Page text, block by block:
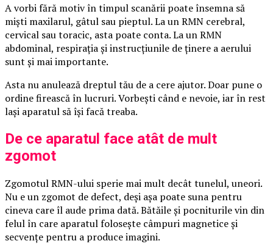
A vorbi fără motiv în timpul scanării poate însemna să
miști maxilarul, gâtul sau pieptul. La un RMN cerebral,
cervical sau toracic, asta poate conta. La un RMN
abdominal, respirația și instrucțiunile de ținere a aerului
sunt și mai importante.
Asta nu anulează dreptul tău de a cere ajutor. Doar pune o
ordine firească în lucruri. Vorbești când e nevoie, iar în rest
lași aparatul să își facă treaba.
De ce aparatul face atât de mult
zgomot
Zgomotul RMN-ului sperie mai mult decât tunelul, uneori.
Nu e un zgomot de defect, deși așa poate suna pentru
cineva care îl aude prima dată. Bătăile și pocniturile vin din
felul în care aparatul folosește câmpuri magnetice și
secvențe pentru a produce imagini.